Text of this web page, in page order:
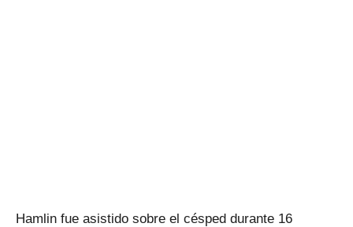
Hamlin fue asistido sobre el césped durante 16